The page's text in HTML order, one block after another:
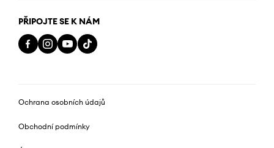
PŘIPOJTE SE K NÁM
Ochrana osobních údajů
Obchodní podmínky